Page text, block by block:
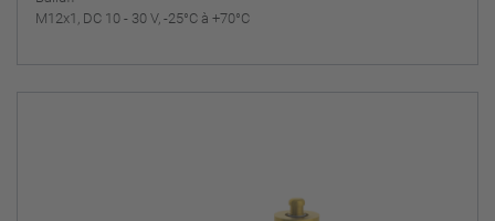
M12x1, DC 10 - 30 V, -25°C à +70°C